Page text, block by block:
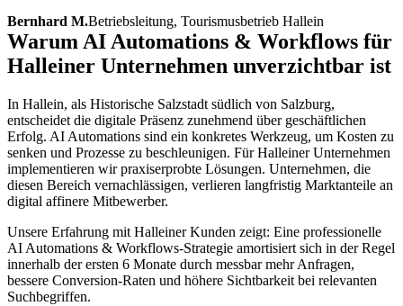
Bernhard M.Betriebsleitung, Tourismusbetrieb Hallein
Warum AI Automations & Workflows für
Halleiner Unternehmen unverzichtbar ist
In Hallein, als Historische Salzstadt südlich von Salzburg,
entscheidet die digitale Präsenz zunehmend über geschäftlichen
Erfolg. AI Automations sind ein konkretes Werkzeug, um Kosten zu
senken und Prozesse zu beschleunigen. Für Halleiner Unternehmen
implementieren wir praxiserprobte Lösungen. Unternehmen, die
diesen Bereich vernachlässigen, verlieren langfristig Marktanteile an
digital affinere Mitbewerber.
Unsere Erfahrung mit Halleiner Kunden zeigt: Eine professionelle
AI Automations & Workflows-Strategie amortisiert sich in der Regel
innerhalb der ersten 6 Monate durch messbar mehr Anfragen,
bessere Conversion-Raten und höhere Sichtbarkeit bei relevanten
Suchbegriffen.